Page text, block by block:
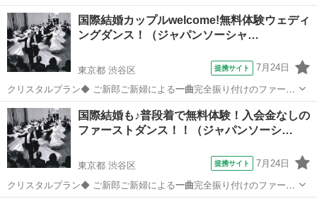
トダンス 全6回…
東京 渋谷区 その他
国際結婚カップルwelcome!無料体験ウェディ
ングダンス！（ジャパンソーシャ…
東京都 渋谷区 提携サイト 7月24日
クリスタルプラン◆ ご新郎ご新婦による一曲完全振り付けのファース
トダンス 全6回…
東京 渋谷区 その他
国際結婚も♪普段着で無料体験！入会金なしの
ファーストダンス！！（ジャパンソーシ…
東京都 渋谷区 提携サイト 7月24日
クリスタルプラン◆ ご新郎ご新婦による一曲完全振り付けのファース
トダンス 全6回…